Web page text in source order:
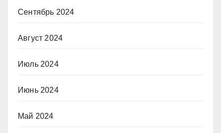
Сентябрь 2024
Август 2024
Июль 2024
Июнь 2024
Май 2024